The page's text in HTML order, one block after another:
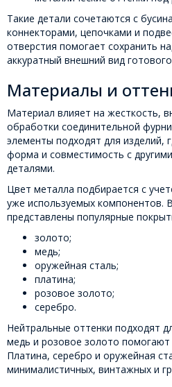
Такие детали сочетаются с
коннекторами, цепочками и
отверстия помогает сохранить
аккуратный внешний вид
Материалы и
Материал влияет на жесткость,
обработки соединительной
элементы подходят для изделий,
форма и совместимость с
деталями.
Цвет металла подбирается с
уже используемых компонентов.
представлены популярные
золото;
медь;
оружейная сталь;
платина;
розовое золото;
серебро.
Нейтральные оттенки подходят
медь и розовое золото помогают
Платина, серебро и оружейная
минималистичных, винтажных и